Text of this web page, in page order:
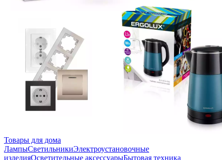
Товары для дома
ЛампыСветильникиЭлектроустановочные
изделияОсветительные аксессуарыБытовая техника